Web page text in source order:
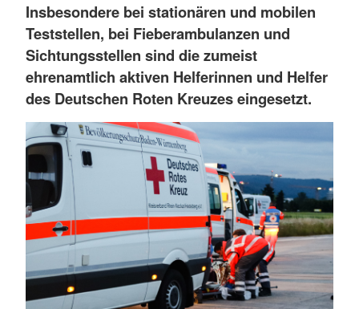
Insbesondere bei stationären und mobilen
Teststellen, bei Fieberambulanzen und
Sichtungsstellen sind die zumeist
ehrenamtlich aktiven Helferinnen und Helfer
des Deutschen Roten Kreuzes eingesetzt.